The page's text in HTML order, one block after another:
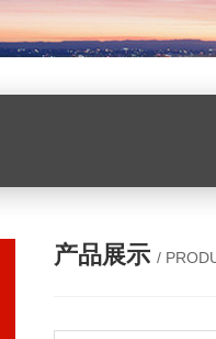
产品展示 /